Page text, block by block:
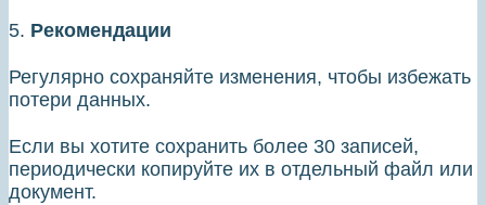
5. Рекомендации
Регулярно сохраняйте изменения, чтобы избежать
потери данных.
Если вы хотите сохранить более 30 записей,
периодически копируйте их в отдельный файл или
документ.